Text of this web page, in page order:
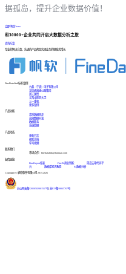
据孤岛，提升企业数据价值！
立即体验Demo
和30000+企业共同开启大数据分析之旅
咨询方案
专业的解决方案、先进的产品帮您实现业务的爆发式增长
FineDataLink标杆案例
台晶（宁波）电子有限公司
某交通高速公路集团
浙江国贸
江西中医药大学
三一重机
更多案例
产品功能
实时数据同步
高效数据开发
数据服务
系统管理
产品动态
更新日志
帮助文档
学习视频
联系我们
市场合作：finedatalink@fanruan.com
友情链接
FineReport报表
FineBI商业智能
简道云零代码平
台
数据库知识教程 BI数据分析
Copyright © 帆软软件有限公司 2015-2026
苏公网安备32020502001567号| 苏ICP备18065767号